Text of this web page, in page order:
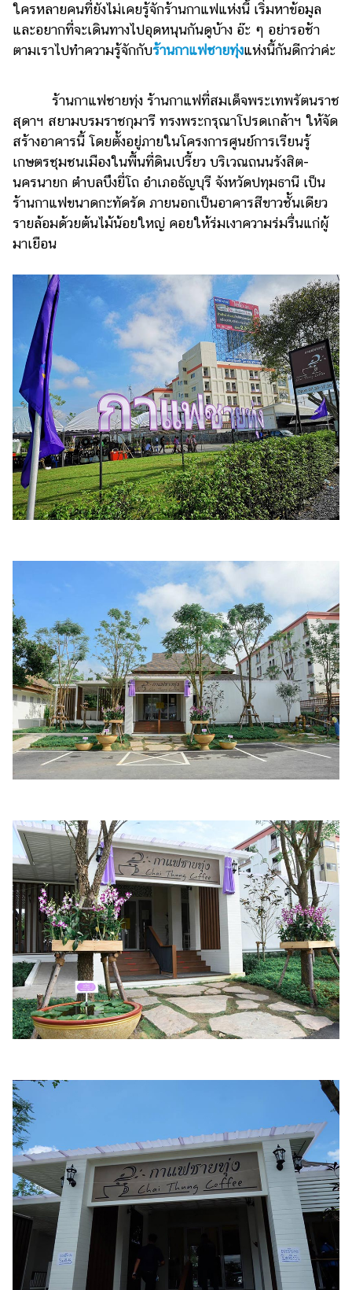
ผู้ชาย
สุขภาพ
สูตร
อาหาร
ง่ายๆ
ช้อป
ปิ้ง
บ้าน
และ
การ
ตกแต่ง
มือ
ถือ
ราคา
ทอง
ราคา
น้ำมัน
วา
ตี้
แม่
และ
เด็ก
สัตว์
เลี้ยง
Infographic
บริการ
กระปุก
คอร์ส
ออนไลน์
เรียน
เลข
ออนไลน์
ติดต่อ
โฆษณา
แจ้ง
ปัญหา
งาน
กับ
เรา
ใครหลายคนที่ยังไม่เคยรู้จักร้านกาแฟแห่งนี้ เริ่มหาข้อมูล
และอยากที่จะเดินทางไปอุดหนุนกันดูบ้าง อ๊ะ ๆ อย่ารอช้า
ตามเราไปทำความรู้จักกับร้านกาแฟชายทุ่งแห่งนี้กันดีกว่าค่ะ
ร้านกาแฟชายทุ่ง ร้านกาแฟที่สมเด็จพระเทพรัตนราช
สุดาฯ สยามบรมราชกุมารี ทรงพระกรุณาโปรดเกล้าฯ ให้จัด
สร้างอาคารนี้ โดยตั้งอยู่ภายในโครงการศูนย์การเรียนรู้
เกษตรชุมชนเมืองในพื้นที่ดินเปรี้ยว บริเวณถนนรังสิต-
นครนายก ตำบลบึงยี่โถ อำเภอธัญบุรี จังหวัดปทุมธานี เป็น
ร้านกาแฟขนาดกะทัดรัด ภายนอกเป็นอาคารสีขาวชั้นเดียว
รายล้อมด้วยต้นไม้น้อยใหญ่ คอยให้ร่มเงาความร่มรื่นแก่ผู้
มาเยือน